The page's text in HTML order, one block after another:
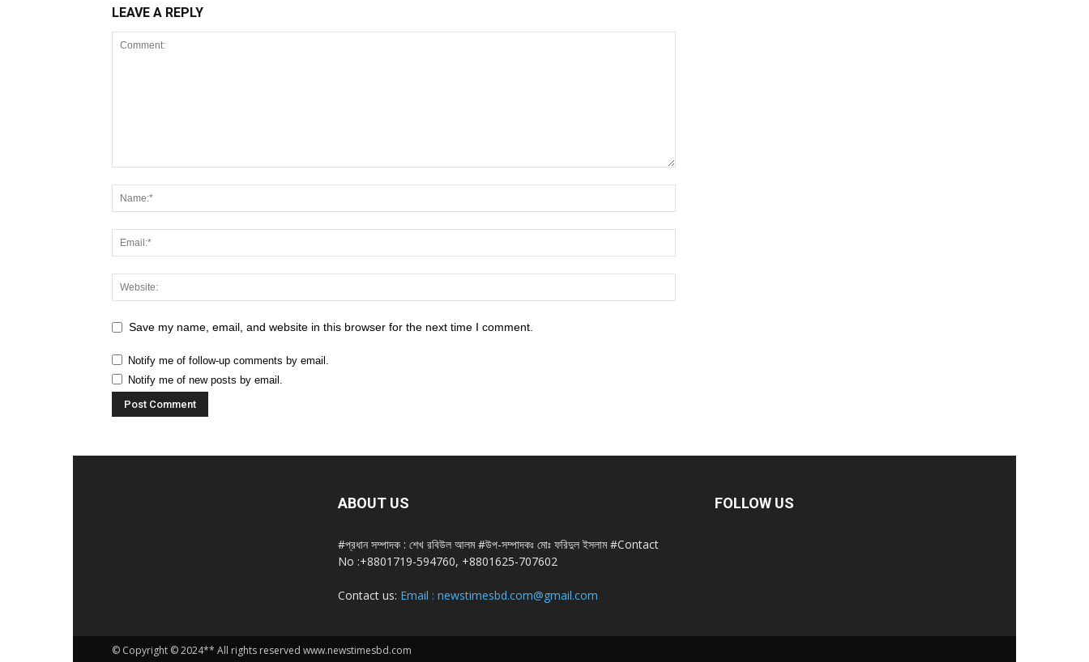
LEAVE A REPLY
Save my name, email, and website in this browser for the next time I comment.
Notify me of follow-up comments by email.
Notify me of new posts by email.
ABOUT US
#প্রধান সম্পাদক : শেখ রবিউল আলম #উপ-সম্পাদকঃ মোঃ ফরিদুল ইসলাম #Contact
No :+8801719-594760, +8801625-707602
Contact us: Email : newstimesbd.com@gmail.com
FOLLOW US
© Copyright © 2024** All rights reserved www.newstimesbd.com